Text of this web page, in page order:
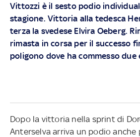
Vittozzi è il sesto podio
stagione. Vittoria alla tedesca
terza la svedese Elvira Oeberg.
rimasta in corsa per il successo
poligono dove ha commesso due
Dopo la vittoria nella sprint di
Anterselva arriva un podio anche